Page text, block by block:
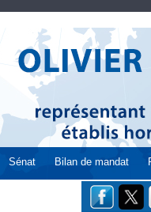
Sénat Bilan de mandat